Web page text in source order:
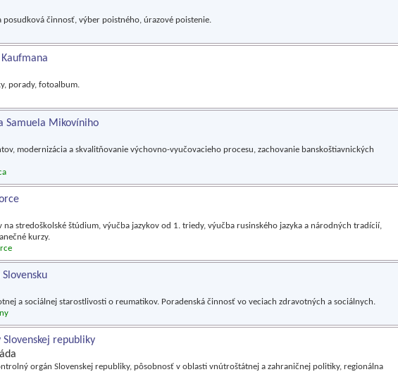
posudková činnosť, výber poistného, úrazové poistenie.
porady, fotoalbum.
Samuela Mikovíniho
modernizácia a skvalitňovanie výchovno-vyučovacieho procesu, zachovanie banskoštiavnických
na stredoškolské štúdium, výučba jazykov od 1. triedy, výučba rusinského jazyka a národných tradícií,
kurzy.
a sociálnej starostlivosti o reumatikov. Poradenská činnosť vo veciach zdravotných a sociálnych.
republiky
orgán Slovenskej republiky, pôsobnosť v oblasti vnútroštátnej a zahraničnej politiky, regionálna